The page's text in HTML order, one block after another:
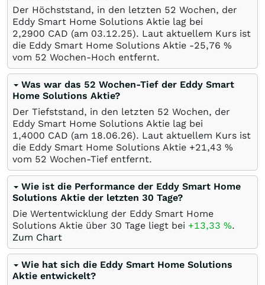
Der Höchststand, in den letzten 52 Wochen, der
Eddy Smart Home Solutions Aktie lag bei
2,2900 CAD (am 03.12.25). Laut aktuellem Kurs ist
die Eddy Smart Home Solutions Aktie -25,76 %
vom 52 Wochen-Hoch entfernt.
Was war das 52 Wochen-Tief der Eddy Smart
Home Solutions Aktie?
Der Tiefststand, in den letzten 52 Wochen, der
Eddy Smart Home Solutions Aktie lag bei
1,4000 CAD (am 18.06.26). Laut aktuellem Kurs ist
die Eddy Smart Home Solutions Aktie +21,43 %
vom 52 Wochen-Tief entfernt.
Wie ist die Performance der Eddy Smart Home
Solutions Aktie der letzten 30 Tage?
Die Wertentwicklung der Eddy Smart Home
Solutions Aktie über 30 Tage liegt bei +13,33 %.
Zum Chart
Wie hat sich die Eddy Smart Home Solutions
Aktie entwickelt?